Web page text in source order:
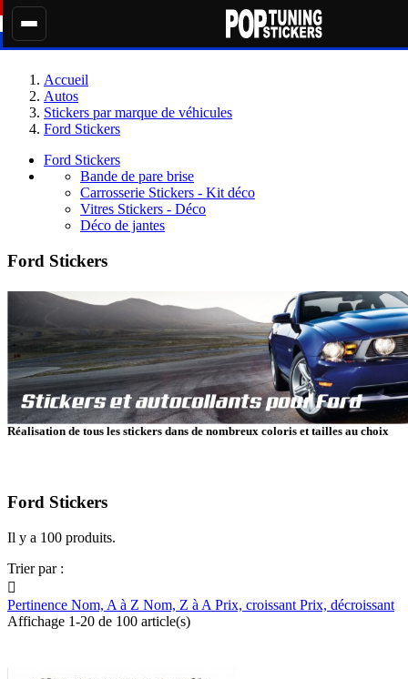
Accueil
Autos
Stickers par marque de véhicules
Ford Stickers
Ford Stickers
Bande de pare brise
Carrosserie Stickers - Kit déco
Vitres Stickers - Déco
Déco de jantes
Ford Stickers
Réalisation de tous les stickers dans de nombreux coloris et tailles au choix
Ford Stickers
Il y a 100 produits.
Trier par :

Pertinence Nom, A à Z Nom, Z à A Prix, croissant Prix, décroissant
Affichage 1-20 de 100 article(s)